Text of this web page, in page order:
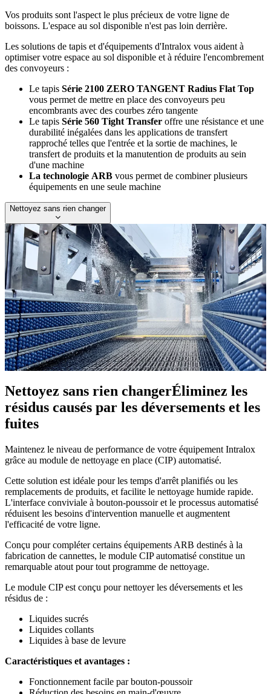
Vos produits sont l'aspect le plus précieux de votre ligne de
boissons. L'espace au sol disponible n'est pas loin derrière.
Les solutions de tapis et d'équipements d'Intralox vous aident à
optimiser votre espace au sol disponible et à réduire l'encombrement
des convoyeurs :
Le tapis Série 2100 ZERO TANGENT Radius Flat Top
vous permet de mettre en place des convoyeurs peu
encombrants avec des courbes zéro tangente
Le tapis Série 560 Tight Transfer offre une résistance et une
durabilité inégalées dans les applications de transfert
rapproché telles que l'entrée et la sortie de machines, le
transfert de produits et la manutention de produits au sein
d'une machine
La technologie ARB vous permet de combiner plusieurs
équipements en une seule machine
Nettoyez sans rien changer
Nettoyez sans rien changerÉliminez les
résidus causés par les déversements et les
fuites
Maintenez le niveau de performance de votre équipement Intralox
grâce au module de nettoyage en place (CIP) automatisé.
Cette solution est idéale pour les temps d'arrêt planifiés ou les
remplacements de produits, et facilite le nettoyage humide rapide.
L'interface conviviale à bouton-poussoir et le processus automatisé
réduisent les besoins d'intervention manuelle et augmentent
l'efficacité de votre ligne.
Conçu pour compléter certains équipements ARB destinés à la
fabrication de cannettes, le module CIP automatisé constitue un
remarquable atout pour tout programme de nettoyage.
Le module CIP est conçu pour nettoyer les déversements et les
résidus de :
Liquides sucrés
Liquides collants
Liquides à base de levure
Caractéristiques et avantages :
Fonctionnement facile par bouton-poussoir